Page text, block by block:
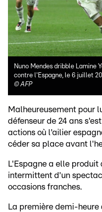
Nuno Mendes dribble Lamine
contre l'Espagne, le 6 juillet
©AFP
Malheureusement pour
défenseur de 24 ans
actions où l'ailier
céder sa place avant
L'Espagne a elle produit
intermittent d'un
occasions franches.
La première demi-